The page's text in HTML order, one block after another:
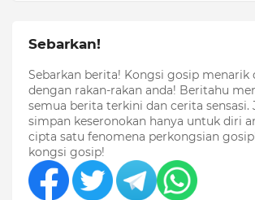
Sebarkan!
Sebarkan berita! Kongsi gosip menarik
dengan rakan-rakan anda! Beritahu
semua berita terkini dan cerita sensasi.
simpan keseronokan hanya untuk diri
cipta satu fenomena perkongsian
kongsi gosip!